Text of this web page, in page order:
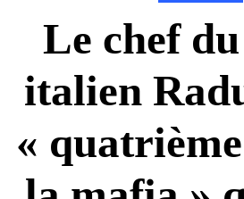
Le chef
italien
«